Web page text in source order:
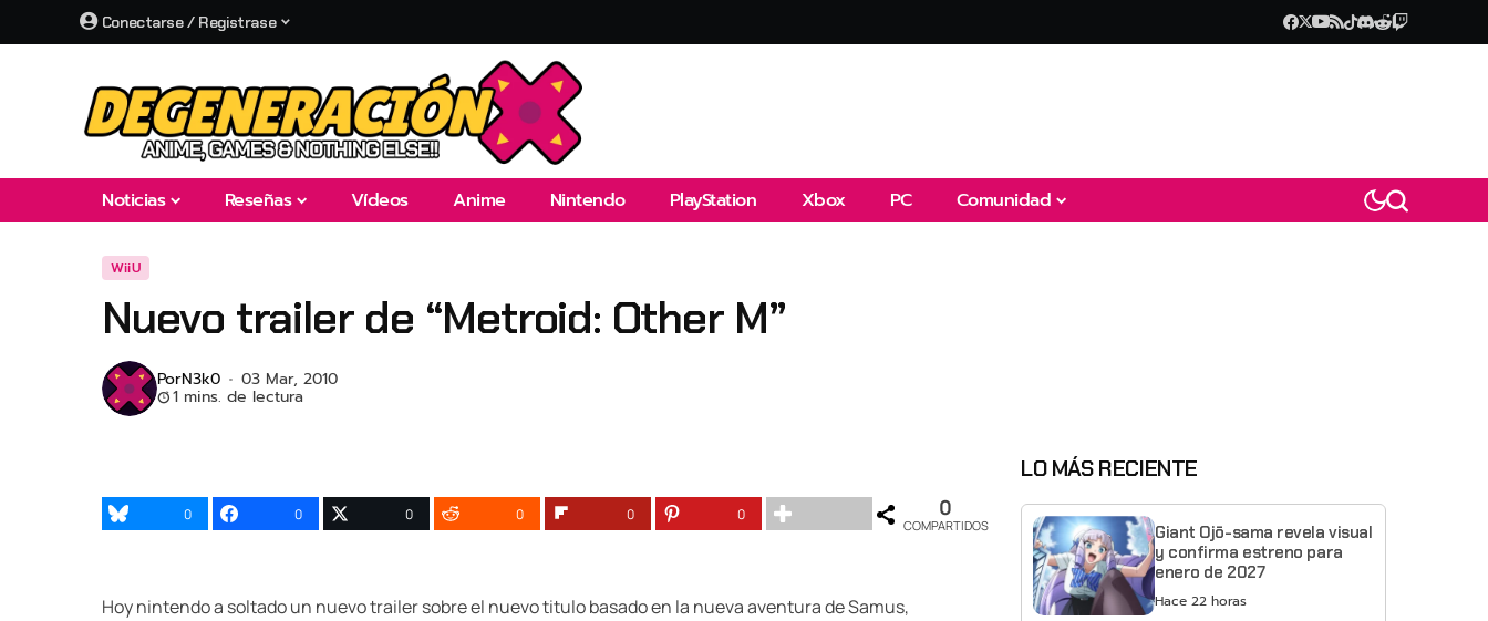
Conectarse / Registrase
Noticias Reseñas Vídeos Anime Nintendo PlayStation Xbox PC Comunidad
WiiU
Nuevo trailer de “Metroid: Other M”
PorN3k0 03 Mar, 2010
1 mins. de lectura
0 0 0 0 0 0 0
COMPARTIDOS
Hoy nintendo a soltado un nuevo trailer sobre el nuevo titulo basado en la nueva aventura de Samus,
LO MÁS RECIENTE
Giant Ojō-sama revela visual
y confirma estreno para
enero de 2027
Hace 22 horas